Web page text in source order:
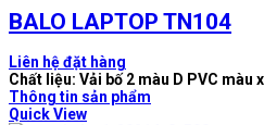
BALO LAPTOP TN104
Liên hệ đặt hàng
Chất liệu: Vải bố 2 màu D PVC màu
Thông tin sản phẩm
Quick View